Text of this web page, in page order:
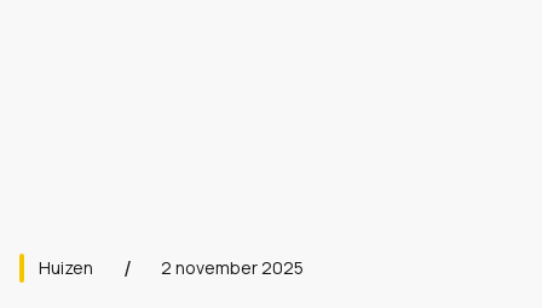
Huizen 2 november 2025